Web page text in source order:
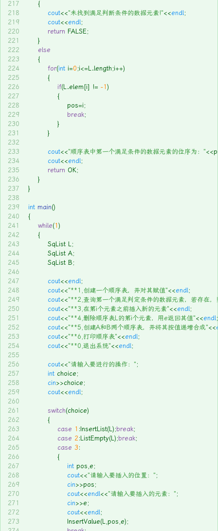
217
218
219
220
221
222
223
224
225
226
227
228
229
230
231
232
233
234
235
236
237
238
239
240
241
242
243
244
245
246
247
248
249
250
251
252
253
254
255
256
257
258
259
260
261
262
263
264
265
266
267
268
269
270
271
272
273
	{
cout<<"未找到满足判断条件的数据元素!"<<endl;
cout<<endl;
return FALSE;
	}
else
	{
for(int i=0 ;i<=L.length;i++)
		{
if(L.elem[i] != -1)
			{
				pos=i;
break;
			}
		}
cout<<"顺序表中第一个满足条件的数据元素的位序为："
cout<<endl;
return OK;
	}
}
int main()
{
while(1)
	{
		SqList L;
		SqList A;
		SqList B;
cout<<endl;
cout<<"**1,创建一个顺序表，并对其赋值"<<endl;
cout<<"**2,查询第一个满足判定条件的数据元素，若存在
cout<<"**3,在第i个元素之前插入新的元素"<<endl;
cout<<"**4,删除顺序表L的第i个元素，用e返回其值"<<endl;
cout<<"**5,创建A和B两个顺序表，并将其按值递增合成"<<
cout<<"**6,打印顺序表"<<endl;
cout<<"**0,退出系统"<<endl;
cout<<"请输入要进行的操作：" ;
int choice;
cin>>choice;
cout<<endl
switch(choice)
		{
case 1 :InsertList(L);break;
case 2:ListEmpty(L);break;
case 3 :
			{
int pos,e;
cout<<"请输入要插入的位置：" ;
cin>>pos;
cout<<endl<<"请输入要插入的元素：" ;
cin>>e;
cout<<endl;
				InsertValue(L,pos,e);